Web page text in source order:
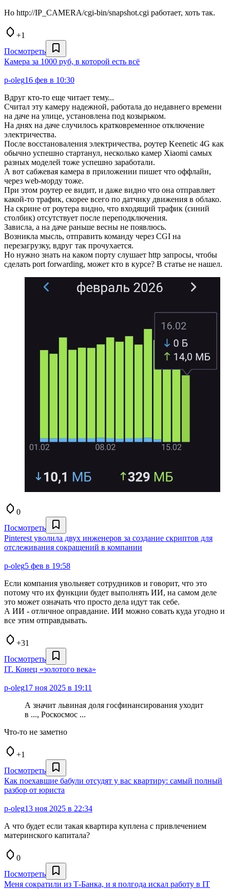
Но http://IP_CAMERA/cgi-bin/snapshot.cgi работает, хоть так.
+1
Посмотреть
Камера за 1000 руб, в которой есть всё
p-oleg16 фев в 10:30
Вдруг кто-то еще читает тему...
Считал эту камеру надежной, работала до недавнего времени
на даче на улице, установлена под козырьком.
На днях на даче случилось кратковременное отключение
электричества.
После восстановаления электричества, роутер Keenetic 4G как
обычно успешно стартанул, несколько камер Xiaomi самых
разных моделей тоже успешно заработали.
А вот сабжевая камера в приложении пишет что оффлайн,
через web-морду тоже.
При этом роутер ее видит, и даже видно что она отправляет
какой-то трафик, скорее всего по датчику движения в облако.
На скрине от роутера видно, что входящий трафик (синий
столбик) отсутствует после переподключения.
Зависла, а на даче раньше весны не появлюсь.
Возникла мысль, отправить команду через CGI на
перезагрузку, вдруг так прочухается.
Но нужно знать на каком порту слушает http запросы, чтобы
сделать port forwarding, может кто в курсе? В статье не нашел.
0
Посмотреть
Pinterest уволила двух инженеров за создание скриптов для
отслеживания сокращений в компании
p-oleg5 фев в 19:58
Если компания увольняет сотрудников и говорит, что это
потому что их функции будет выполнять ИИ, на самом деле
это может означать что просто дела идут так себе.
А ИИ - отличное оправдание. ИИ можно совать куда угодно и
все этим отправдывать.
+31
Посмотреть
IT. Конец «золотого века»
p-oleg17 ноя 2025 в 19:11
А значит львиная доля госфинансирования уходит
в ..., Роскосмос ...
Что-то не заметно
+1
Посмотреть
Как поехавшие бабули отсудят у вас квартиру: самый полный
разбор от юриста
p-oleg13 ноя 2025 в 22:34
А что будет если такая квартира куплена с привлечением
материнского капитала?
0
Посмотреть
Меня сократили из Т-Банка, и я полгода искал работу в IT